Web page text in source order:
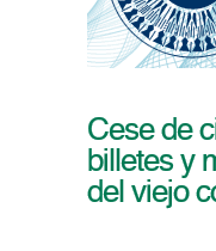
Cese de
billetes y
del viejo